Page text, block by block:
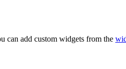
can add custom widgets from the